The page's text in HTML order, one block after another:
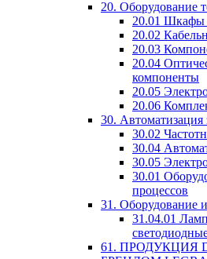
20. Оборудование
20.01 Шкафы
20.02
20.03
20.04
компоненты
20.05
20.06
30. Автоматизация
30.02
30.04
30.05
30.01
процессов
31. Оборудование
31.04.01
61. ПРОДУКЦИЯ